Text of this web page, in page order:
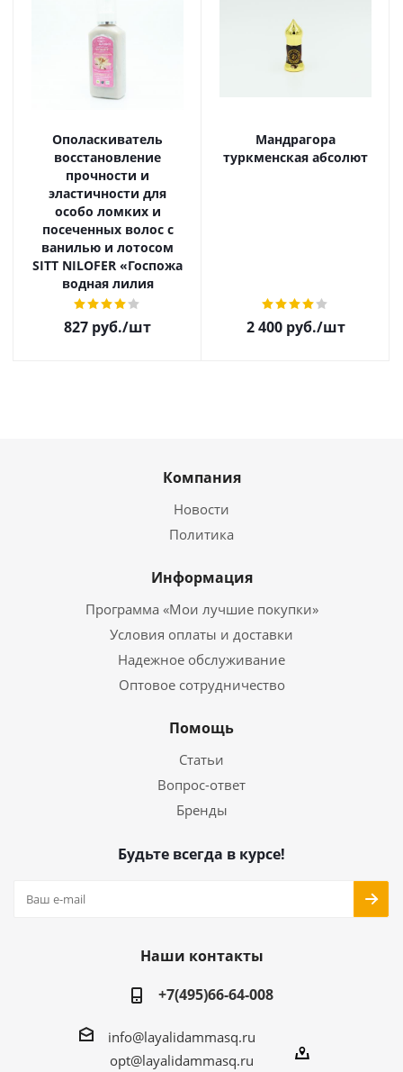
Ополаскиватель
восстановление
прочности и
эластичности для
особо ломких и
посеченных волос с
ванилью и лотосом
SITT NILOFER «Госпожа
водная лилия
827 руб./шт
Мандрагора
туркменская абсолют
2 400руб./шт
Компания
Новости
Политика
Информация
Программа «Мои лучшие покупки»
Условия оплаты и доставки
Надежное обслуживание
Оптовое сотрудничество
Помощь
Статьи
Вопрос-ответ
Бренды
Будьте всегда в курсе!
Наши контакты
+7(495)66-64-008
info@layalidammasq.ru
opt@layalidammasq.ru